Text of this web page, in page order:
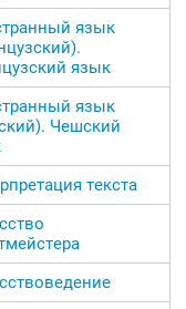
язык
язык
язык
Чешский
текста